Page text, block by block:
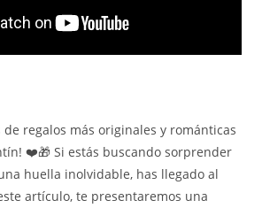
de regalos más originales y románticas
❤️🎁 Si estás buscando sorprender
huella inolvidable, has llegado al
artículo, te presentaremos una